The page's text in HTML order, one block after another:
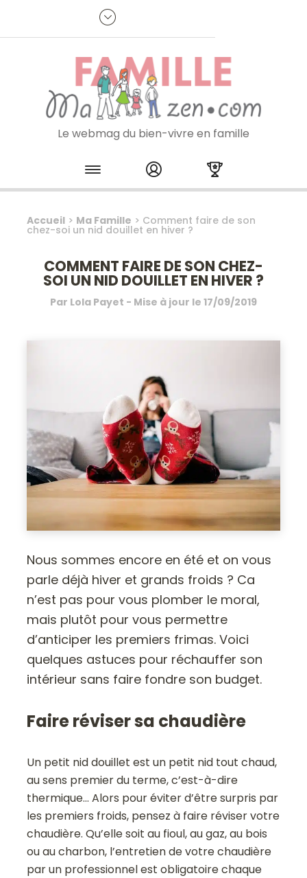
Je m'inscris à la newsletter
Le webmag du bien-vivre en famille
Skip to content
Accueil > Ma Famille > Comment faire de son
chez-soi un nid douillet en hiver ?
COMMENT FAIRE DE SON CHEZ-
SOI UN NID DOUILLET EN HIVER ?
Par Lola Payet - Mise à jour le 17/09/2019
Nous sommes encore en été et on vous
parle déjà hiver et grands froids ? Ca
n’est pas pour vous plomber le moral,
mais plutôt pour vous permettre
d’anticiper les premiers frimas. Voici
quelques astuces pour réchauffer son
intérieur sans faire fondre son budget.
Faire réviser sa chaudière
Un petit nid douillet est un petit nid tout chaud,
au sens premier du terme, c’est-à-dire
thermique… Alors pour éviter d’être surpris par
les premiers froids, pensez à faire réviser votre
chaudière. Qu’elle soit au fioul, au gaz, au bois
ou au charbon, l’entretien de votre chaudière
par un professionnel est obligatoire chaque
Panneau de gestion des cookies